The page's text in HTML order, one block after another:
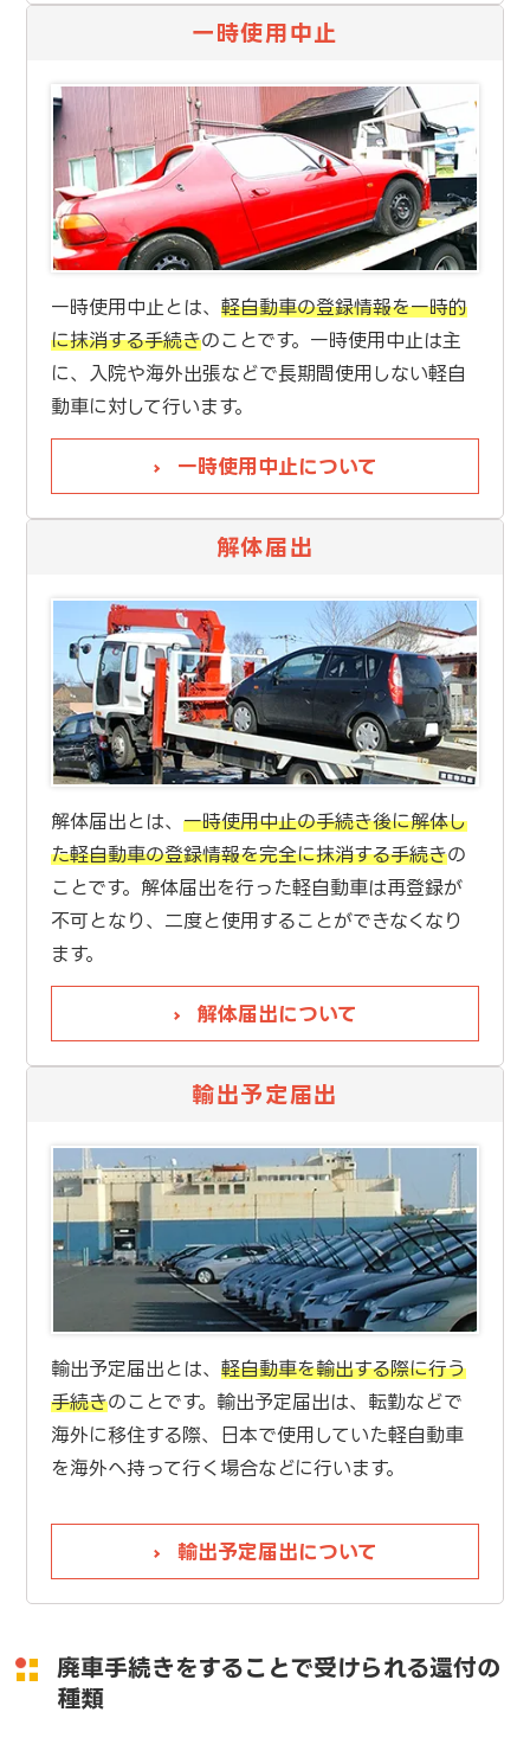
一時使用中止
一時使用中止とは、 軽自動車の登録情報を一時的
に抹消する手続きのことです。一時使用中止は主
に、入院や海外出張などで長期間使用しない軽自
動車に対して行います。
一時使用中止について
解体届出
解体届出とは、 一時使用中止の手続き後に解体し
た軽自動車の登録情報を完全に抹消する手続きの
ことです。解体届出を行った軽自動車は再登録が
不可となり、二度と使用することができなくなり
ます。
解体届出について
輸出予定届出
輸出予定届出とは、 軽自動車を輸出する際に行う
手続きのことです。輸出予定届出は、転勤などで
海外に移住する際、日本で使用していた軽自動車
を海外へ持って行く場合などに行います。
輸出予定届出について
廃車手続きをすることで受けられる還付の
種類